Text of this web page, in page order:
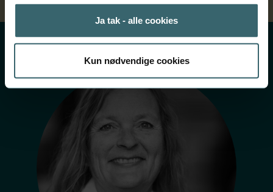
Ja tak - alle cookies
Kun nødvendige cookies